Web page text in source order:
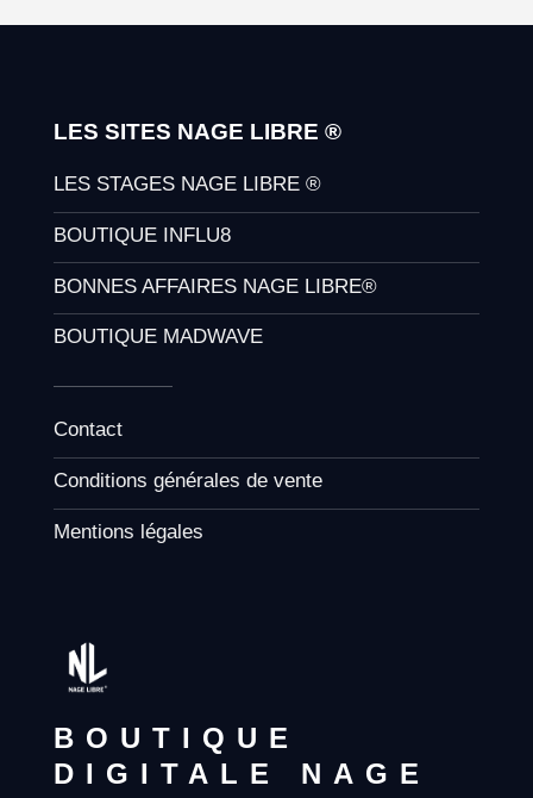
BOUTIQUE
DIGITALE NAGE
LES SITES NAGE LIBRE ®
LES STAGES NAGE LIBRE ®
BOUTIQUE INFLU8
BONNES AFFAIRES NAGE LIBRE®
BOUTIQUE MADWAVE
Contact
Conditions générales de vente
Mentions légales